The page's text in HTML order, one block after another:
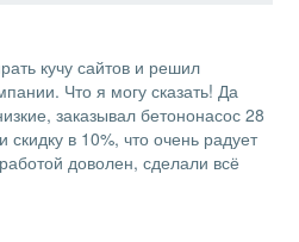
кучу сайтов и решил
Что я могу сказать! Да
заказывал бетононасос 28
в 10%, что очень радует
доволен, сделали всё